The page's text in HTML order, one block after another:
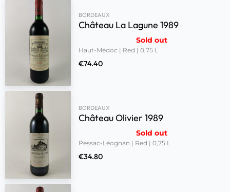
BORDEAUX
Château La Lagune 1989
Sold out
Haut-Médoc | Red | 0,75 L
€74.40
BORDEAUX
Château Olivier 1989
Sold out
Pessac-Léognan | Red | 0,75 L
€34.80